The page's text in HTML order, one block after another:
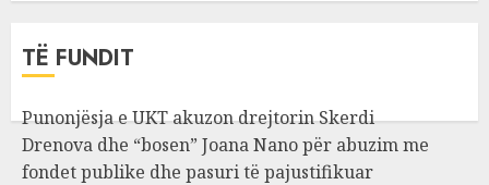
TË FUNDIT
Punonjësja e UKT akuzon drejtorin Skerdi
Drenova dhe “bosen” Joana Nano për abuzim me
fondet publike dhe pasuri të pajustifikuar